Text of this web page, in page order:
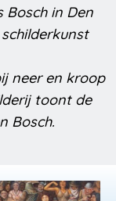
in Den
neer en kroop
toont de
Bosch.